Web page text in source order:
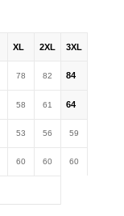
XL 2XL 3XL
78 82 84
58 61 64
53 56 59
60 60 60